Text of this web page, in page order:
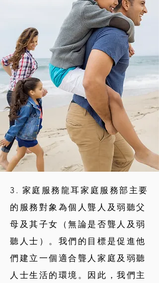
3. 家庭服務龍耳家庭服務部主要
的服務對象為個人聾人及弱聽父
母及其子女（無論是否聾人及弱
聽人士）。我們的目標是促進他
們建立一個適合聾人家庭及弱聽
人士生活的環境。因此，我們主